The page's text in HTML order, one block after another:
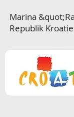
Marina
Republik